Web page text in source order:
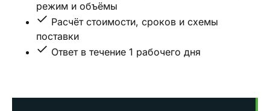
режим и объёмы
Расчёт стоимости, сроков и схемы
поставки
Ответ в течение 1 рабочего дня